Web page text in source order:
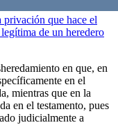
privación que hace el
de un heredero
en que, en
en el
mientras que en la
en el testamento, pues
judicialmente a